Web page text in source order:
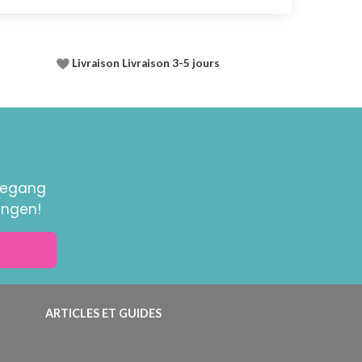
Livraison Livraison 3-5 jours
ARTICLES ET GUIDES